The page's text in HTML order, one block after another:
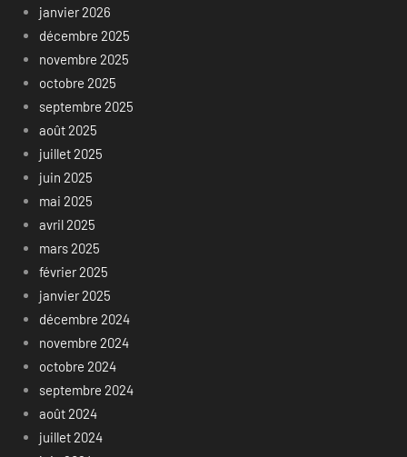
janvier 2026
décembre 2025
novembre 2025
octobre 2025
septembre 2025
août 2025
juillet 2025
juin 2025
mai 2025
avril 2025
mars 2025
février 2025
janvier 2025
décembre 2024
novembre 2024
octobre 2024
septembre 2024
août 2024
juillet 2024